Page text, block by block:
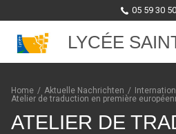
05 59 30
LYCÉE
Skip to content
Home / Aktuelle Nachrichten /
Atelier de traduction en première
ATELIER DE